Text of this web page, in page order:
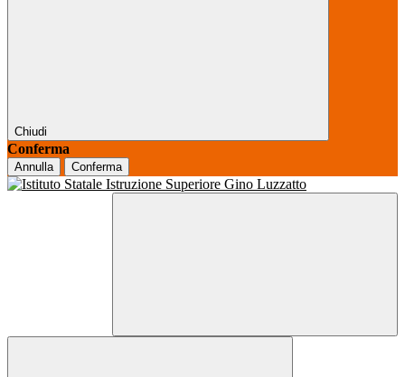
Chiudi
Conferma
Annulla Conferma